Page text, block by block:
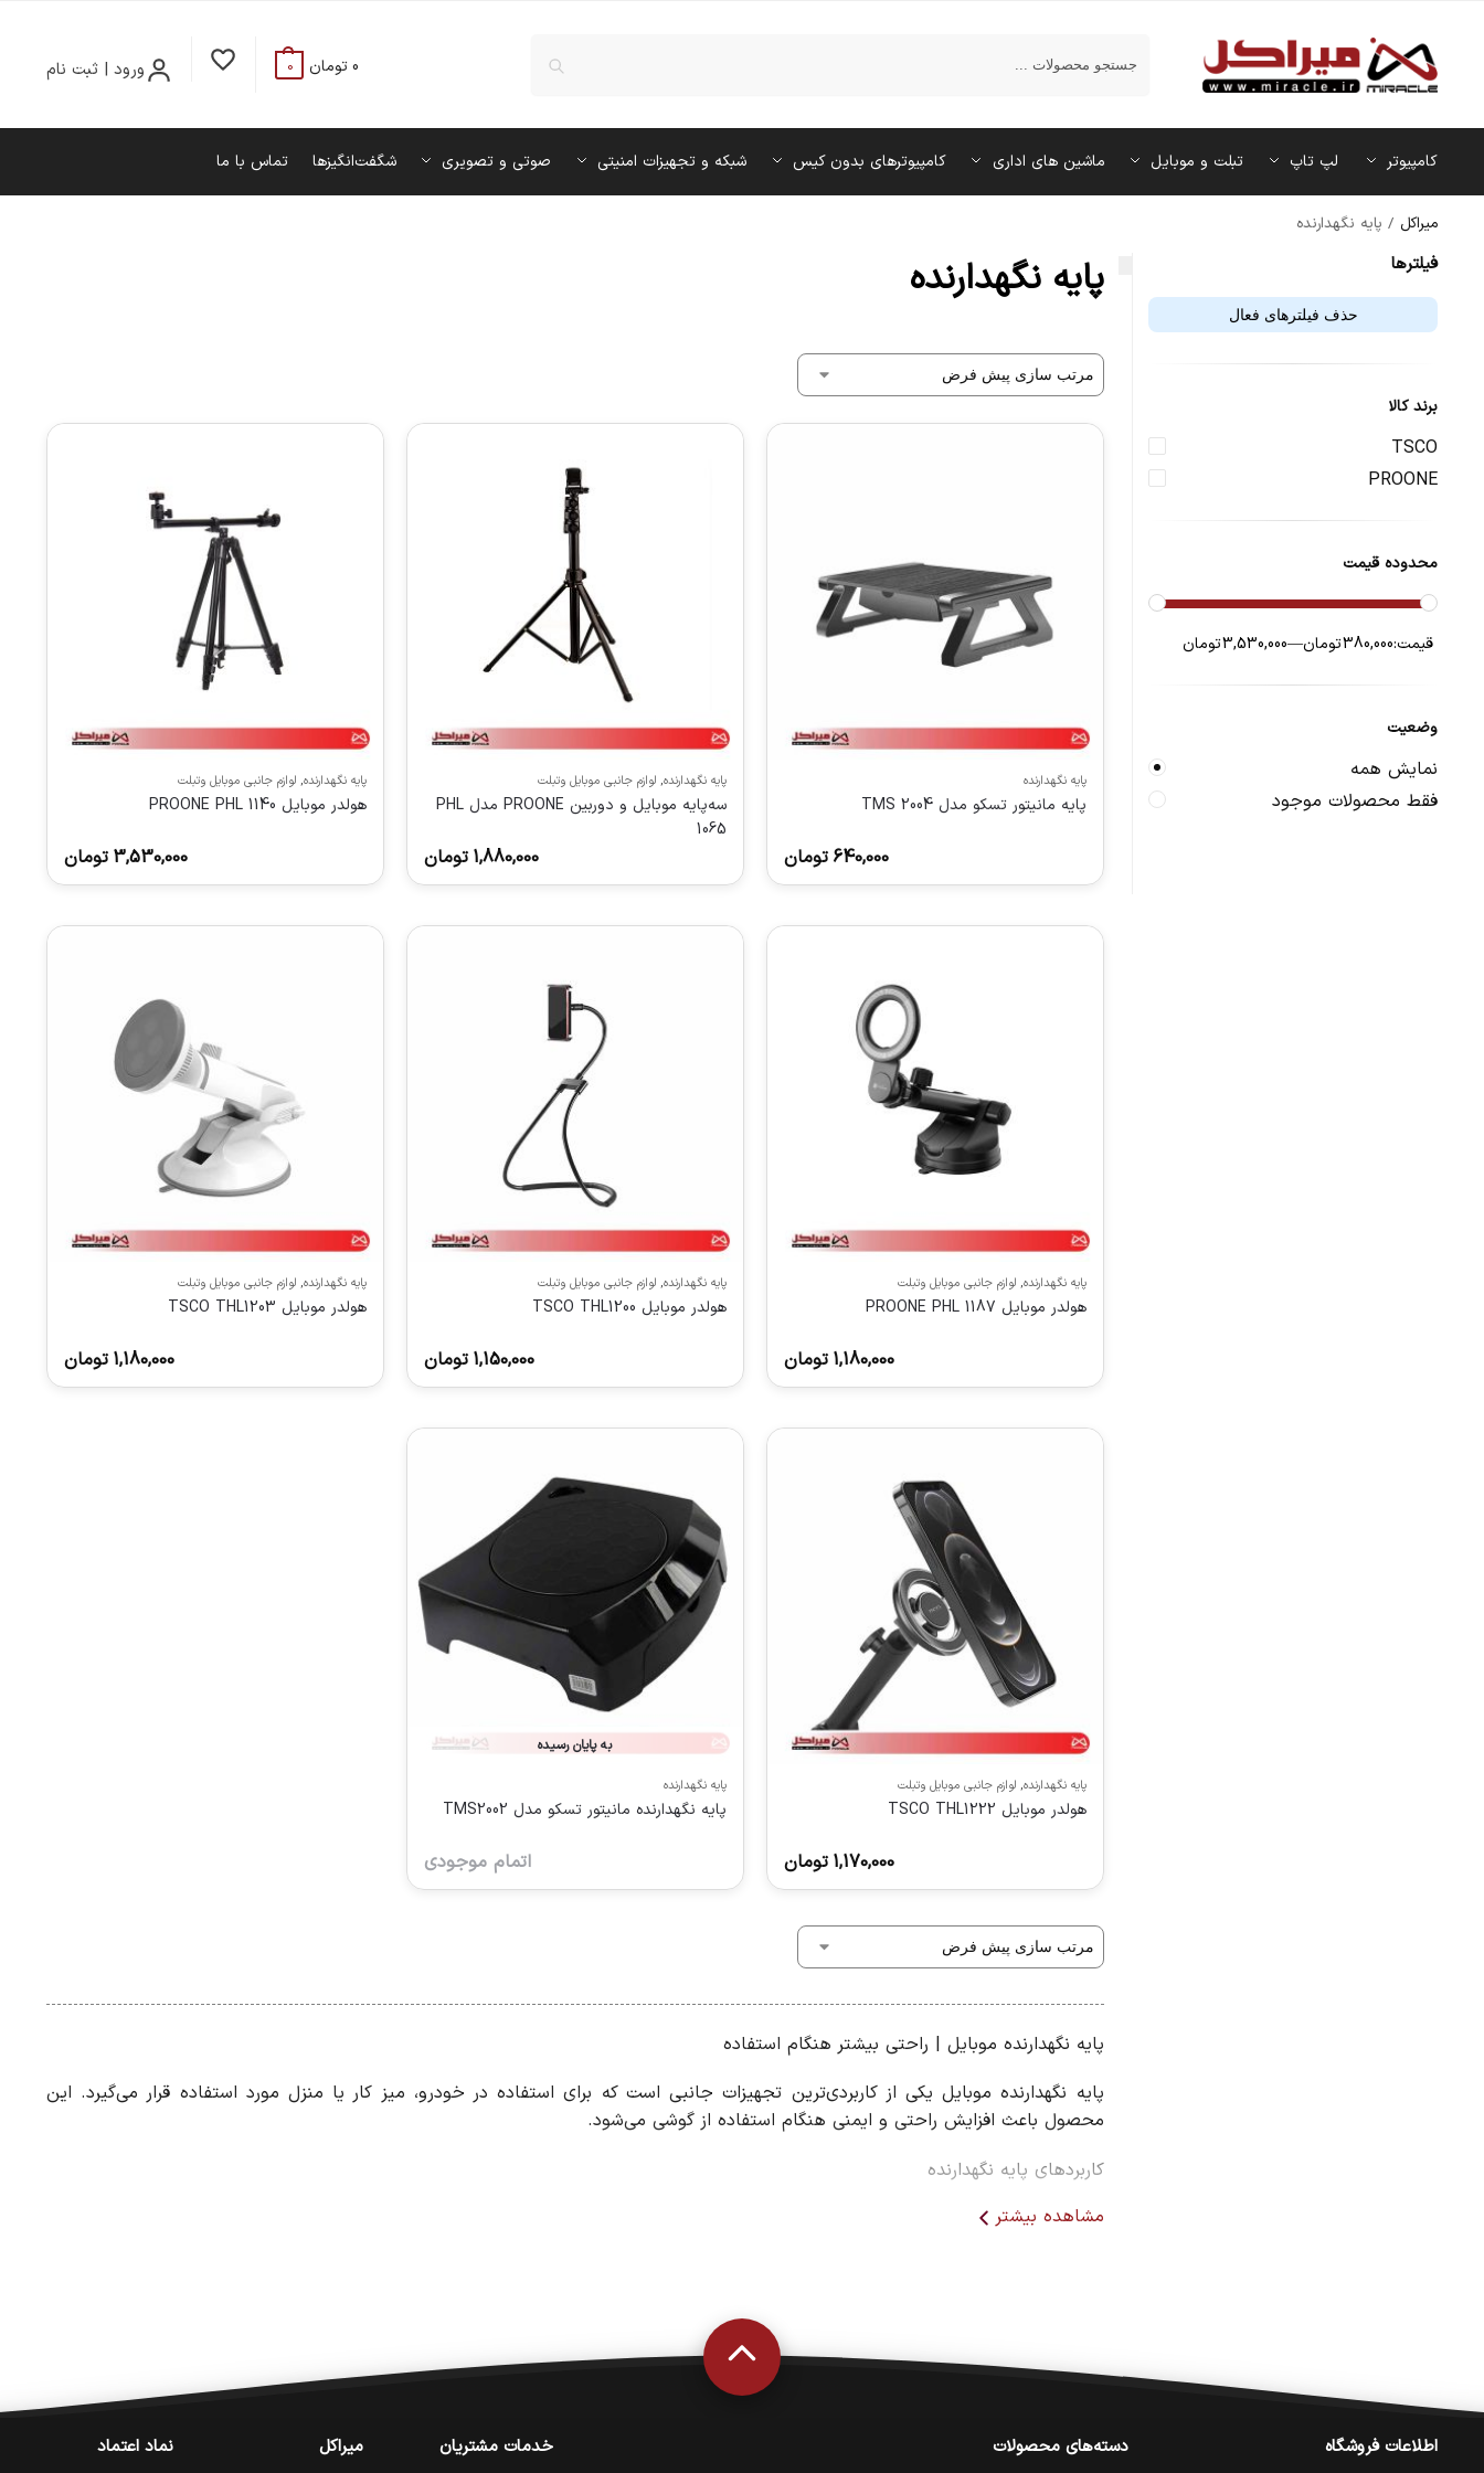
ورود | ثبت نام 0 تومان 0
کامپیوتر لپ تاپ تبلت و موبایل ماشین‌ های اداری کامپیوترهای بدون کیس شبکه و تجهیزات امنیتی صوتی و تصویری شگفت‌انگیزها تماس با ما
میراکل / پایه نگهدارنده
پایه نگهدارنده
پایه نگهدارنده
پایه مانیتور تسکو مدل TMS 2004
640,000 تومان
پایه نگهدارنده,لوازم جانبی موبایل وتبلت
سه‌پایه موبایل و دوربین PROONE مدل PHL
1065
1,880,000 تومان
پایه نگهدارنده,لوازم جانبی موبایل وتبلت
هولدر موبایل PROONE PHL 1140
3,530,000 تومان
پایه نگهدارنده,لوازم جانبی موبایل وتبلت
هولدر موبایل PROONE PHL 1187
1,180,000 تومان
پایه نگهدارنده,لوازم جانبی موبایل وتبلت
هولدر موبایل TSCO THL1200
1,150,000 تومان
پایه نگهدارنده,لوازم جانبی موبایل وتبلت
هولدر موبایل TSCO THL1203
1,180,000 تومان
پایه نگهدارنده,لوازم جانبی موبایل وتبلت
هولدر موبایل TSCO THL1222
1,170,000 تومان
به پایان رسیده
پایه نگهدارنده
پایه نگهدارنده مانیتور تسکو مدل TMS2002
اتمام موجودی
پایه نگهدارنده موبایل | راحتی بیشتر هنگام استفاده
پایه نگهدارنده موبایل یکی از کاربردی‌ترین تجهیزات جانبی است که برای استفاده در خودرو، میز کار یا منزل مورد استفاده قرار می‌گیرد. این
محصول باعث افزایش راحتی و ایمنی هنگام استفاده از گوشی می‌شود.
کاربردهای پایه نگهدارنده
تماشای فیلم
مشاهده بیشتر
فیلتر‌ها
حذف فیلترهای فعال
برند کالا
TSCO
PROONE
محدوده قیمت
قیمت:380,000 تومان —3,530,000 تومان
وضعیت
نمایش همه
فقط محصولات موجود
اطلاعات فروشگاه
دسته‌های محصولات
خدمات مشتریان
میراکل
نماد اعتماد